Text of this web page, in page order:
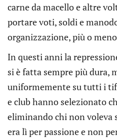
carne da macello e altre
portare voti, soldi e
organizzazione, più o
In questi anni la
si è fatta sempre più dura,
uniformemente su tutti i
e club hanno selezionato
eliminando chi non voleva
era lì per passione e non